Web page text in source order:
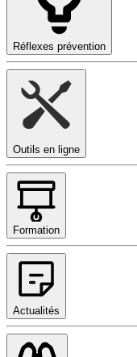
Réflexes prévention
Outils en ligne
Formation
Actualités